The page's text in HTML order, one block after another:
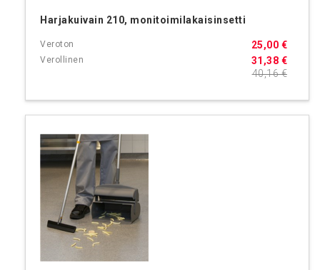
Harjakuivain 210, monitoimilakaisinsetti
31,38 €
25,00 €
40,16 €